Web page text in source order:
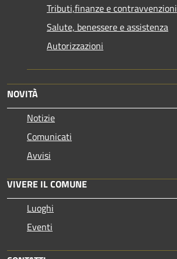
Tributi,finanze e contravvenzioni
Salute, benessere e assistenza
Autorizzazioni
NOVITÀ
Notizie
Comunicati
Avvisi
VIVERE IL COMUNE
Luoghi
Eventi